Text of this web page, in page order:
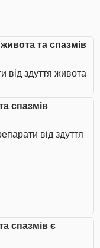
та спазмів
від здуття живота
спазмів
від здуття
спазмів є